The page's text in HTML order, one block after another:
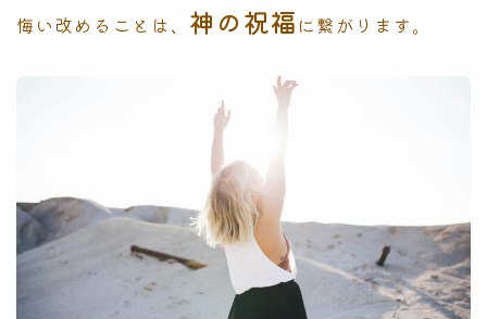
悔い改めることは、 神の祝福 に繋がります。